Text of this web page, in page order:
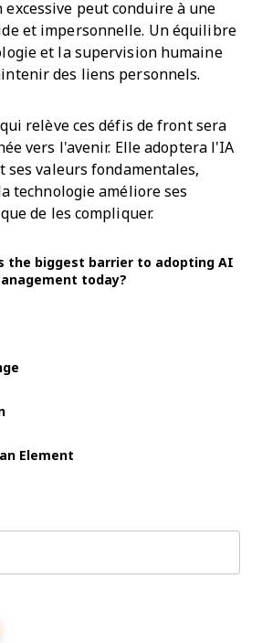
peut conduire à une
et impersonnelle. Un équilibre
et la supervision humaine
des liens personnels.
relève ces défis de front sera
vers l'avenir. Elle adoptera l'IA
ses valeurs fondamentales,
technologie améliore ses
de les compliquer.
the biggest barrier to adopting AI
today?
Element